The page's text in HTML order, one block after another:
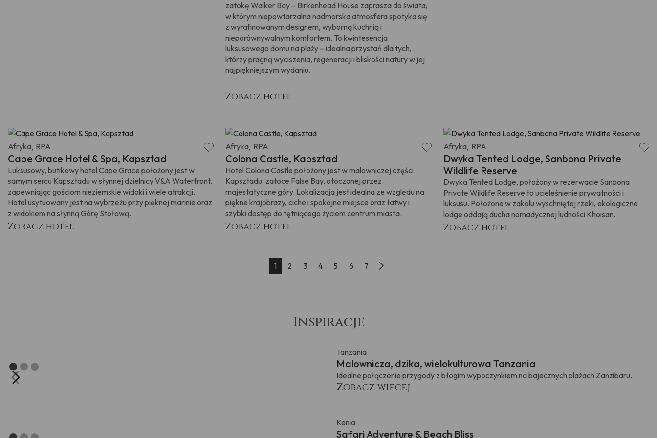
zatokę Walker Bay – Birkenhead House zaprasza do świata,
w którym niepowtarzalna nadmorska atmosfera spotyka się
z wyrafinowanym designem, wyborną kuchnią i
nieporównywalnym komfortem. To kwintesencja
luksusowego domu na plaży – idealna przystań dla tych,
którzy pragną wyciszenia, regeneracji i bliskości natury w jej
najpiękniejszym wydaniu.
Zobacz hotel
Afryka, RPA
Cape Grace Hotel & Spa, Kapsztad
Luksusowy, butikowy hotel Cape Grace położony jest w
samym sercu Kapsztadu w słynnej dzielnicy V&A Waterfront,
zapewniając gościom nieziemskie widoki i wiele atrakcji.
Hotel usytuowany jest na wybrzeżu przy pięknej marinie oraz
z widokiem na słynną Górę Stołową.
Zobacz hotel
Afryka, RPA
Colona Castle, Kapsztad
Hotel Colona Castle położony jest w malowniczej części
Kapsztadu, zatoce False Bay, otoczonej przez
majestatyczne góry. Lokalizacja jest idealna ze względu na
piękne krajobrazy, ciche i spokojne miejsce oraz łatwy i
szybki dostęp do tętniącego życiem centrum miasta.
Zobacz hotel
Afryka, RPA
Dwyka Tented Lodge, Sanbona Private
Wildlife Reserve
Dwyka Tented Lodge, położony w rezerwacie Sanbona
Private Wildlife Reserve to ucieleśnienie prywatności i
luksusu. Położone w zakolu wyschniętej rzeki, ekologiczne
lodge oddają ducha nomadycznej ludności Khoisan.
Zobacz hotel
1 2 3 4 5 6 7
Inspiracje
Tanzania
Malownicza, dzika, wielokulturowa Tanzania
Idealne połączenie przygody z błogim wypoczynkiem na bajecznych plażach Zanzibaru.
Zobacz wiecej
Kenia
Safari Adventure & Beach Bliss